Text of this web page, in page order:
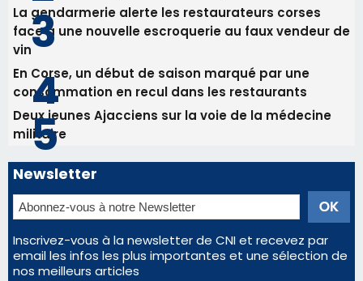
La gendarmerie alerte les restaurateurs corses
face à une nouvelle escroquerie au faux vendeur de
vin
En Corse, un début de saison marqué par une
consommation en recul dans les restaurants
Deux jeunes Ajacciens sur la voie de la médecine
militaire
Newsletter
Inscrivez-vous à la newsletter de CNI et recevez par
email les infos les plus importantes et une sélection de
nos meilleurs articles